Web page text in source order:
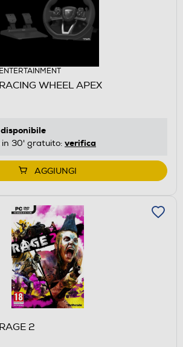
WHEEL APEX
disponibile
in 30' gratuito: verifica
AGGIUNGI
2